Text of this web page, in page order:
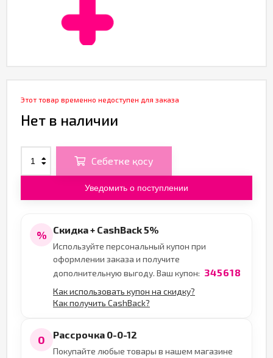
Этот товар временно недоступен для заказа
Нет в наличии
Себетке қосу
Уведомить о поступлении
% Скидка + CashBack 5%
Используйте персональный купон при
оформлении заказа и получите
дополнительную выгоду. Ваш купон: 345618
Как использовать купон на скидку?
Как получить CashBack?
0 Рассрочка 0-0-12
Покупайте любые товары в нашем магазине